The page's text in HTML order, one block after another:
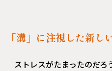
「溝」に注視した新し
ストレスがたまったのだろ